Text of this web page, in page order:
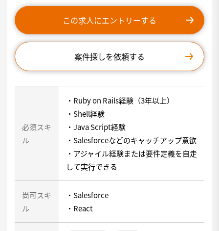
この求人にエントリーする
案件探しを依頼する
必須スキ
ル
・Ruby on Rails経験（3年以上）
・Shell経験
・Java Script経験
・Salesforceなどのキャッチアップ意欲
・アジャイル経験または要件定義を自走
して実行できる
尚可スキ
ル
・Salesforce
・React